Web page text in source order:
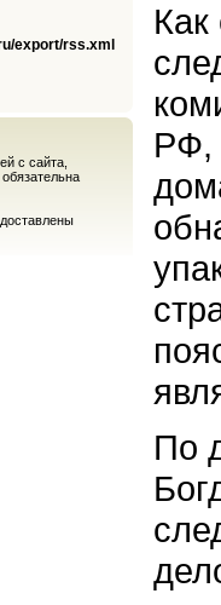
export/rss.xml
с сайта,
обязательна
РФ,
По